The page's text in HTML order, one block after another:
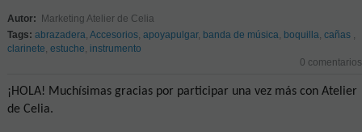
Autor: Marketing Atelier de Celia
Tags: abrazadera Accesorios, apoyapulgar, banda de música boquilla cañas
clarinete estuche instrumento
0 comentarios
¡HOLA! Muchísimas gracias por participar una vez más con Atelier
de Celia.